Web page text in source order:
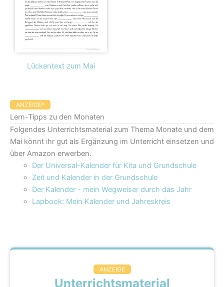
Lückentext zum Mai
ANZEIGE*
Lern-Tipps zu den Monaten
Folgendes Unterrichtsmaterial zum Thema Monate und dem
Mai könnt ihr gut als Ergänzung im Unterricht einsetzen und
über Amazon erwerben.
Der Universal-Kalender für Kita und Grundschule
Zeit und Kalender in der Grundschule
Der Kalender - mein Wegweiser durch das Jahr
Lapbook: Mein Kalender und Jahreskreis
ANZEIGE
Unterrichtsmaterial